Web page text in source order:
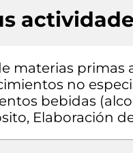
materias primas
no
bebidas
Elaboración